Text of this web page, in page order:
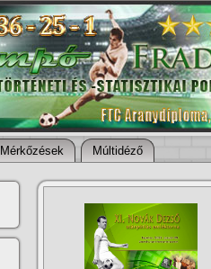
Mérkőzések Múltidéző